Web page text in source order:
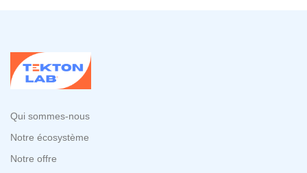
Qui sommes-nous
Notre écosystème
Notre offre